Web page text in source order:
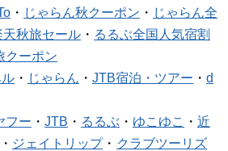
・ じゃらん秋クーポン ・ じゃらん全
天秋旅セール ・ るるぶ全国人気宿割
クーポン
・ じゃらん ・ JTB宿泊・ツアー ・ d
フー ・ JTB ・ るるぶ ・ ゆこゆこ ・ 近
・ ジェイトリップ・ クラブツーリズ